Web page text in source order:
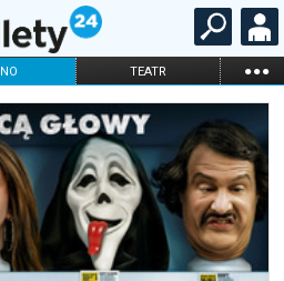
TEATR ...
I BALET
STAND-UP
KARNETY